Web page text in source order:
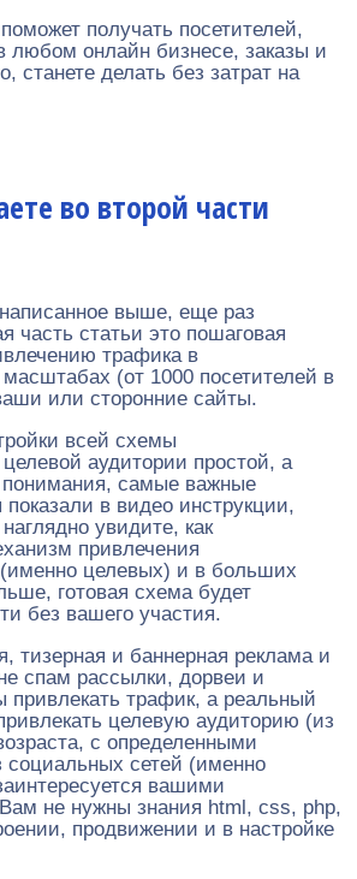
получать посетителей,
любом онлайн бизнесе, заказы и
станете делать без затрат на
во второй части
выше, еще раз
часть статьи это пошаговая
трафика в
(от 1000 посетителей в
или сторонние сайты.
всей схемы
аудитории простой, а
самые важные
в видео инструкции,
увидите, как
привлечения
(именно целевых) и в больших
готовая схема будет
без вашего участия.
тизерная и баннерная реклама и
спам рассылки, дорвеи и
привлекать трафик, а реальный
целевую аудиторию (из
с определенными
сетей (именно
вашими
не нужны знания html, css, php,
продвижении и в настройке